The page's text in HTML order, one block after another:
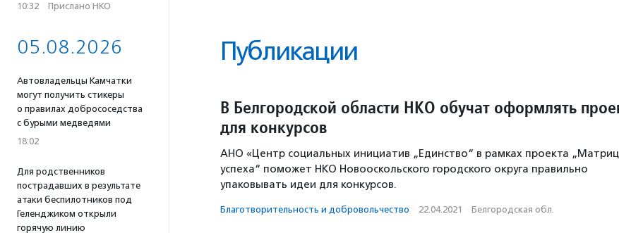
10:32 · Прислано НКО
05.08.2026
Автовладельцы Камчатки
могут получить стикеры
о правилах добрососедства
с бурыми медведями
18:02
Для родственников
пострадавших в результате
атаки беспилотников под
Геленджиком открыли
горячую линию
Публикации
В Белгородской области НКО обучат оформлять
для конкурсов
АНО «Центр социальных инициатив „Единство“ в рамках проекта
успеха“ поможет НКО Новооскольского городского округа правильно
упаковывать идеи для конкурсов.
Благотвори­тель­ность и доброволь­чест­во · 22.04.2021 · Белгородская обл.